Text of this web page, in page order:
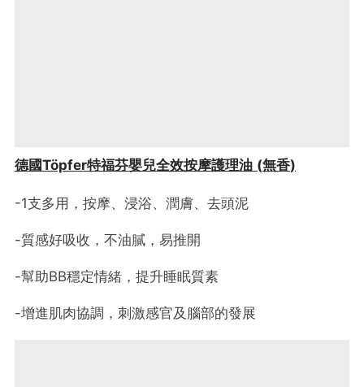
德國Töpfer特福芬嬰兒全效按摩護理油 (無香)
-1支多用，按摩、浸浴、潤膚、去頭泥
-質感好吸收，不油膩，易推開
-幫助BB穩定情緒，提升睡眠質素
-增進肌肉協調，刺激感官及腦部的發展